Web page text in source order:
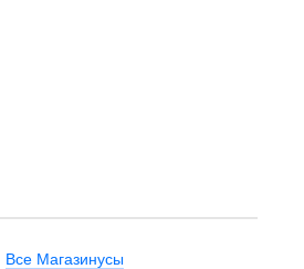
Все Магазинусы